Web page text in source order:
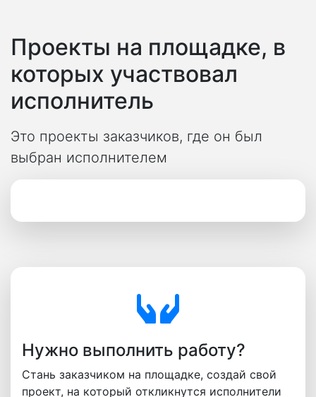
Проекты на площадке, в
которых участвовал
исполнитель
Это проекты заказчиков, где он был
выбран исполнителем
Нужно выполнить работу?
Стань заказчиком на площадке, создай свой
проект, на который откликнутся исполнители